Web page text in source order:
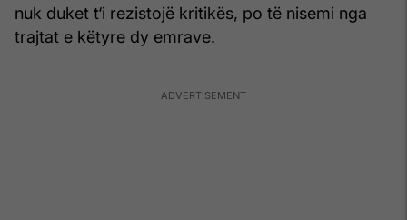
nuk duket t‘i rezistojë kritikës, po të nisemi nga
trajtat e këtyre dy emrave.